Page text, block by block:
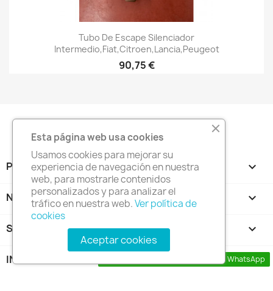
 Vista rápida
Tubo De Escape Silenciador
Intermedio,Fiat,Citroen,Lancia,Peugeot
90,75 €
PRODUCTOS 
NUESTRA EMPRESA 
SU CUENTA 
INFORMACIÓN DE LA TIENDA keyboard_arrow_down
Contacta con nosotros a través de WhatsApp
Esta página web usa cookies
Usamos cookies para mejorar su
experiencia de navegación en nuestra
web, para mostrarle contenidos
personalizados y para analizar el
tráfico en nuestra web.Ver política de
cookies
Aceptar cookies